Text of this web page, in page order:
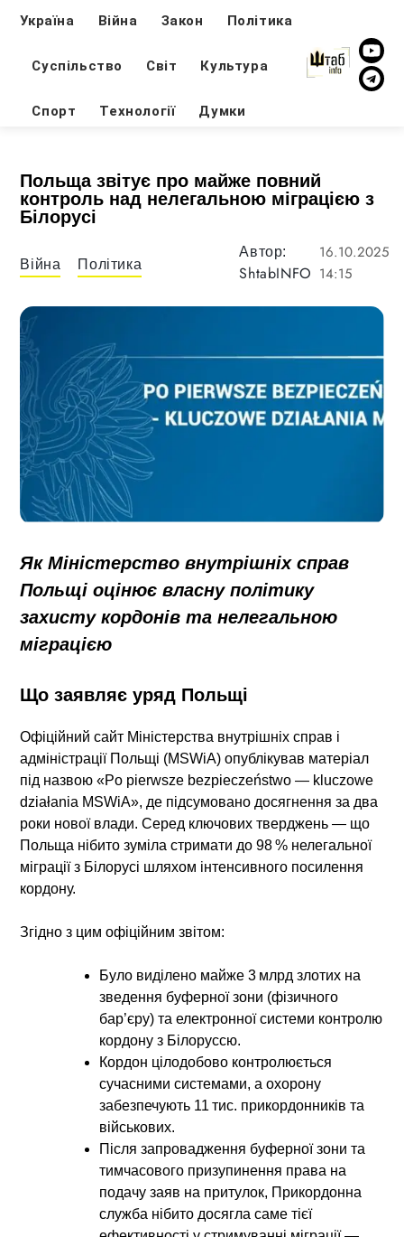
Україна Війна Закон Політика
Суспільство Світ Культура
Спорт Технології Думки
Польща звітує про майже повний
контроль над нелегальною міграцією з
Білорусі
Війна Політика
Автор:
ShtabINFO
16.10.2025
14:15
Як Міністерство внутрішніх справ
Польщі оцінює власну політику
захисту кордонів та нелегальною
міграцією
Що заявляє уряд Польщі
Офіційний сайт Міністерства внутрішніх справ і
адміністрації Польщі (MSWiA) опублікував матеріал
під назвою«Po pierwsze bezpieczeństwo — kluczowe
działania MSWiA», де підсумовано досягнення за два
роки нової влади. Серед ключових тверджень — що
Польща нібито зуміла стримати до98 % нелегальної
міграції з Білорусі шляхом інтенсивного посилення
кордону.
Згідно з цим офіційним звітом:
Було виділено майже3 млрд злотих на
зведення буферної зони (фізичного
бар’єру) та електронної системи контролю
кордону з Білоруссю.
Кордон цілодобово контролюється
сучасними системами, а охорону
забезпечують 11 тис. прикордонників та
військових.
Після запровадження буферної зони та
тимчасового призупинення права на
подачу заяв на притулок, Прикордонна
служба нібито досягла саме тієї